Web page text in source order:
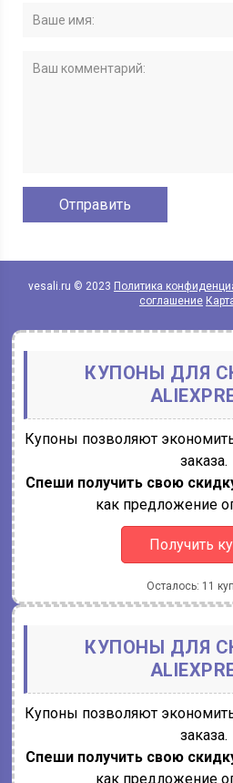
vesali.ru © 2023 Политика
соглашение
КУПОНЫ ДЛЯ
Купоны позволяют
заказа.
Спеши получить свою
как предложение
Получить
Осталось: 11
КУПОНЫ ДЛЯ
Купоны позволяют
заказа.
Спеши получить свою
как предложение